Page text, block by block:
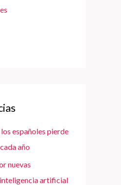
españoles pierde
año
nuevas
artificial